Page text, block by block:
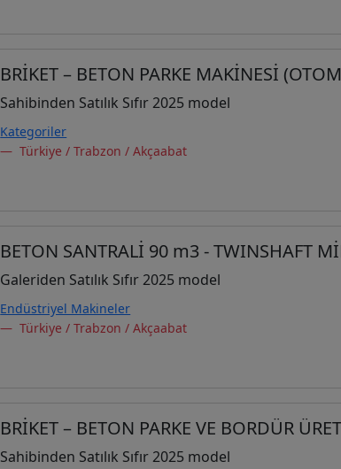
BRİKET – BETON PARKE MAKİNESİ
Sahibinden Satılık Sıfır 2025 model
Kategoriler
Türkiye / Trabzon / Akçaabat
BETON SANTRALİ 90 m3 - TWINSHAFT
Galeriden Satılık Sıfır 2025 model
Endüstriyel Makineler
Türkiye / Trabzon / Akçaabat
BRİKET – BETON PARKE VE BORDÜR
Sahibinden Satılık Sıfır 2025 model